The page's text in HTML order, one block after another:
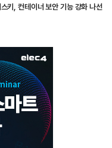
키, 컨테이너 보안 기능 강화 나선